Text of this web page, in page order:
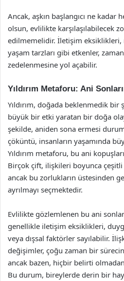
Ancak, aşkın başlangıcı ne kadar
olsun, evlilikte karşılaşılabilecek
edilmemelidir. İletişim eksiklikleri,
yaşam tarzları gibi etkenler,
zedelenmesine yol açabilir.
Yıldırım Metaforu: Ani
Yıldırım, doğada beklenmedik bir
büyük bir etki yaratan bir doğa
şekilde, aniden sona ermesi
çöküntü, insanların yaşamında
Yıldırım metaforu, bu ani
Birçok çift, ilişkileri boyunca
ancak bu zorlukların üstesinden
ayrılmayı seçmektedir.
Evlilikte gözlemlenen bu ani
genellikle iletişim eksiklikleri,
veya dışsal faktörler sayılabilir.
değişimler, çoğu zaman bir
ancak bazen, hiçbir belirti
Bu durum, bireylerde derin bir